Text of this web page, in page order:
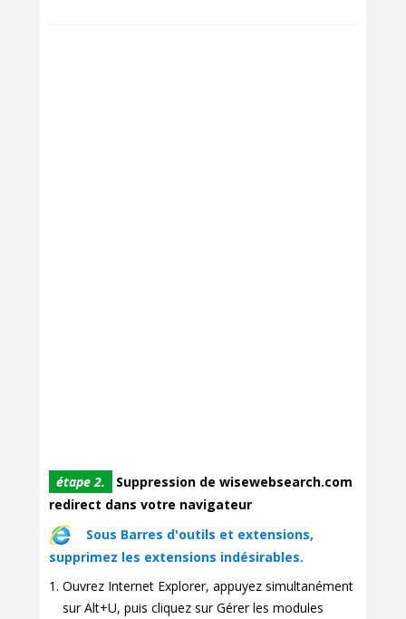
étape 2.
Suppression de wisewebsearch.com
redirect dans votre navigateur
Sous Barres d'outils et extensions,
supprimez les extensions indésirables.
Ouvrez Internet Explorer, appuyez simultanément
sur Alt+U, puis cliquez sur Gérer les modules